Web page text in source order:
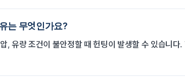
는 무엇인가요?
, 유량 조건이 불안정할 때 헌팅이 발생할 수 있습니다